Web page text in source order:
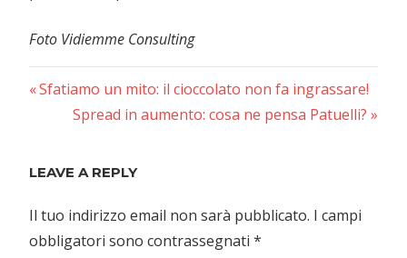
Foto Vidiemme Consulting
Navigazione
articoli
Previous
Sfatiamo un mito: il cioccolato non fa ingrassare!
Next
Spread in aumento: cosa ne pensa Patuelli?
LEAVE A REPLY
Il tuo indirizzo email non sarà pubblicato. I campi
obbligatori sono contrassegnati *